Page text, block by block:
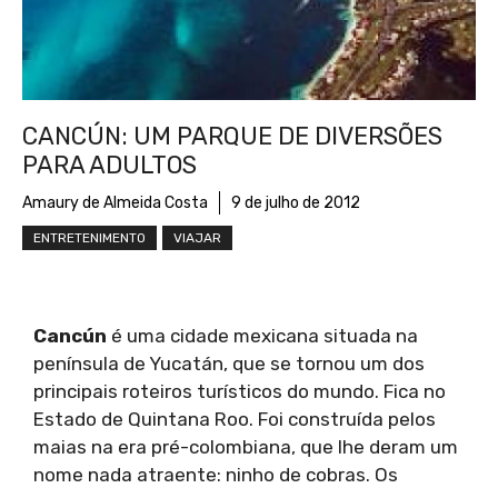
CANCÚN: UM PARQUE DE DIVERSÕES
PARA ADULTOS
Amaury de Almeida Costa 9 de julho de 2012
ENTRETENIMENTO VIAJAR
Cancún é uma cidade mexicana situada na
península de Yucatán, que se tornou um dos
principais roteiros turísticos do mundo. Fica no
Estado de Quintana Roo. Foi construída pelos
maias na era pré-colombiana, que lhe deram um
nome nada atraente: ninho de cobras. Os